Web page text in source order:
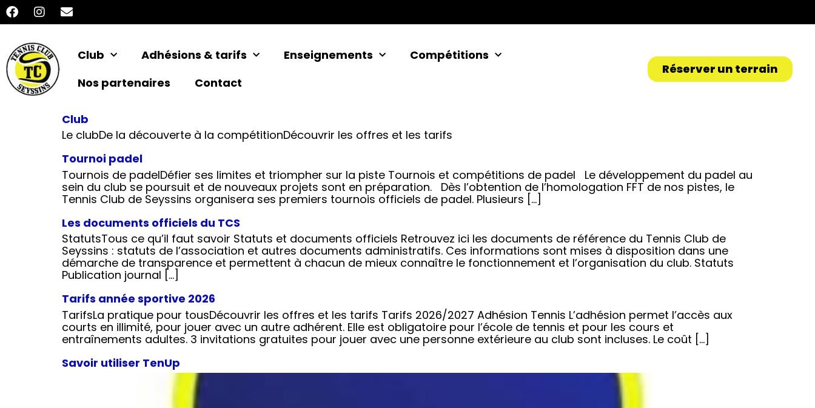
Club Adhésions & tarifs Enseignements
Compétitions
Nos partenaires
Contact
Réserver un terrain
Club
Le clubDe la découverte à la compétitionDécouvrir les offres et les tarifs
Tournoi padel
Tournois de padelDéfier ses limites et triompher sur la piste Tournois et compétitions de padel Le développement du padel au
sein du club se poursuit et de nouveaux projets sont en préparation. Dès l’obtention de l’homologation FFT de nos pistes, le
Tennis Club de Seyssins organisera ses premiers tournois officiels de padel. Plusieurs […]
Les documents officiels du TCS
StatutsTous ce qu’il faut savoir Statuts et documents officiels Retrouvez ici les documents de référence du Tennis Club de
Seyssins : statuts de l’association et autres documents administratifs. Ces informations sont mises à disposition dans une
démarche de transparence et permettent à chacun de mieux connaître le fonctionnement et l’organisation du club. Statuts
Publication journal […]
Tarifs année sportive 2026
TarifsLa pratique pour tousDécouvrir les offres et les tarifs Tarifs 2026/2027 Adhésion Tennis L’adhésion permet l’accès aux
courts en illimité, pour jouer avec un autre adhérent. Elle est obligatoire pour l’école de tennis et pour les cours et
entraînements adultes. 3 invitations gratuites pour jouer avec une personne extérieure au club sont incluses. Le coût […]
Savoir utiliser TenUp